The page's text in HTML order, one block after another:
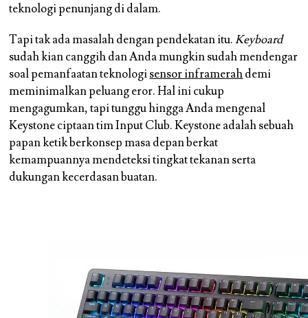
teknologi penunjang di dalam.
Tapi tak ada masalah dengan pendekatan itu.Keyboard
sudah kian canggih dan Anda mungkin sudah mendengar
soal pemanfaatan teknologisensor inframerahdemi
meminimalkan peluang eror. Hal ini cukup
mengagumkan, tapi tunggu hingga Anda mengenal
Keystone ciptaan tim Input Club. Keystone adalah sebuah
papan ketik berkonsep masa depan berkat
kemampuannya mendeteksi tingkat tekanan serta
dukungan kecerdasan buatan.